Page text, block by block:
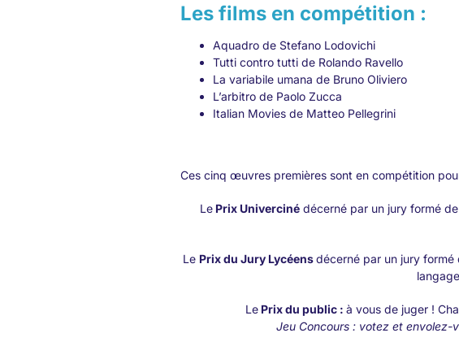
Les films en compétition :
Aquadro de Stefano Lodovichi
Tutti contro tutti de Rolando Ravello
La variabile umana de Bruno Oliviero
L’arbitro de Paolo Zucca
Italian Movies de Matteo Pellegrini
Ces cinq œuvres premières sont en compétition
LePrix Univercinédécerné par un jury formé
Le Prix du Jury Lycéensdécerné par un jury formé
Le Prix du public : à vous de juger !
Jeu Concours : votez et envolez-